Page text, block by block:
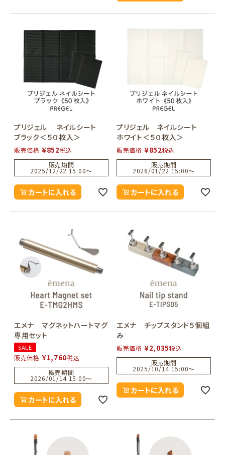
プリジェル ネイルシート
ブラック＜５０枚入＞
販売価格 ¥852税込
販売期間
2025/12/22 15:00〜
カートに入れる
プリジェル ネイルシート
ホワイト＜５０枚入＞
販売価格 ¥852税込
販売期間
2026/01/22 15:00〜
カートに入れる
エメナ マグネットハートマグ
専用セット
SALE
販売価格 ¥1,760税込
販売期間
2026/01/14 15:00〜
カートに入れる
エメナ チップスタンド５個組
み
販売価格 ¥2,035税込
販売期間
2025/10/14 15:00〜
カートに入れる